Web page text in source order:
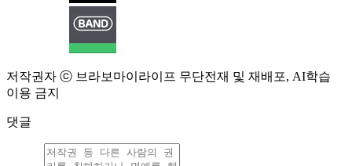
저작권자 ⓒ 브라보마이라이프 무단전재 및 재배포, AI학습
이용 금지
댓글